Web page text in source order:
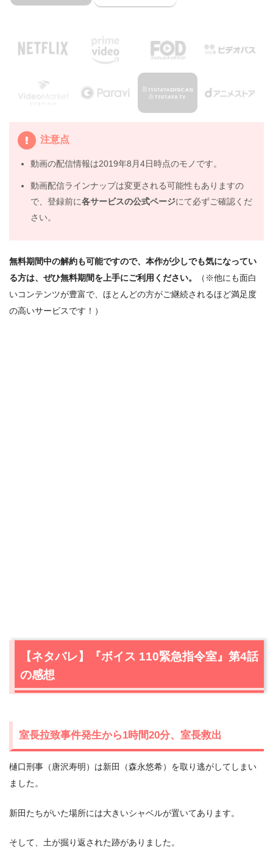
注意点
動画の配信情報は2019年8月4日時点のモノです。
動画配信ラインナップは変更される可能性もありますの
で、登録前に各サービスの公式ページにて必ずご確認くだ
さい。
無料期間中の解約も可能ですので、本作が少しでも気になってい
る方は、ぜひ無料期間を上手にご利用ください。
（※他にも面白
いコンテンツが豊富で、ほとんどの方がご継続されるほど満足度
の高いサービスです！）
【ネタバレ】『ボイス 110緊急指令室』第4話
の感想
室長拉致事件発生から1時間20分、室長救出
樋口刑事（唐沢寿明）は新田（森永悠希）を取り逃がしてしまい
ました。
新田たちがいた場所には大きいシャベルが置いてあります。
そして、土が掘り返された跡がありました。